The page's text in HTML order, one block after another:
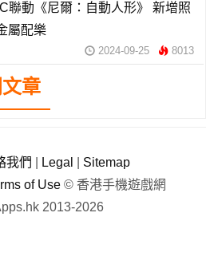
聯動《尼爾：自動人形》 新增照
屬配樂
2024-09-25 8013
章
我們 Legal
Sitemap
of Use © 香港手機遊戲網
2013-2026